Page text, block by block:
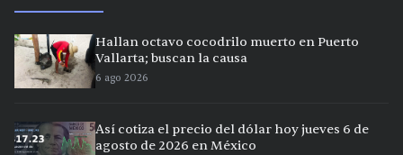
Hallan octavo cocodrilo muerto en Puerto
Vallarta; buscan la causa
6 ago 2026
Así cotiza el precio del dólar hoy jueves 6 de
agosto de 2026 en México